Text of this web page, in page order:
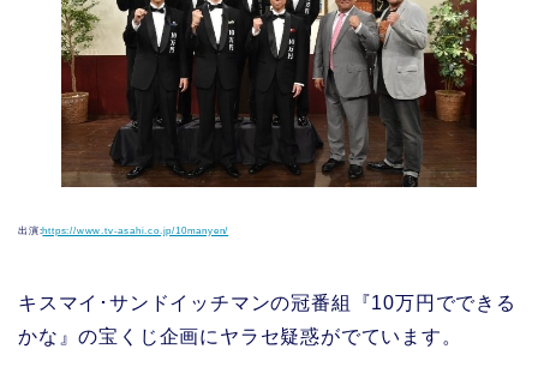
出演:https://www.tv-asahi.co.jp/10manyen/
キスマイ･サンドイッチマンの冠番組『10万円でできる
かな』の宝くじ企画にヤラセ疑惑がでています。